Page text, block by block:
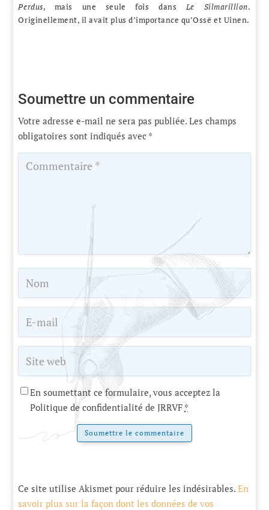
Perdus, mais une seule fois dans Le Silmarillion.
Originellement, il avait plus d’importance qu’Ossë et Uinen.
Soumettre un commentaire
Votre adresse e-mail ne sera pas publiée. Les champs
obligatoires sont indiqués avec *
En soumettant ce formulaire, vous acceptez la
Politique de confidentialité de JRRVF *
Soumettre le commentaire
Ce site utilise Akismet pour réduire les indésirables.En
savoir plus sur la façon dont les données de vos